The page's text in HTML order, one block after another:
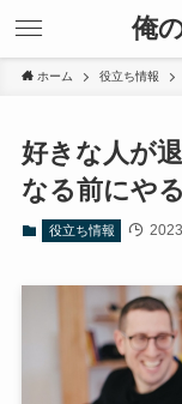
俺
ホーム 役立ち情報
好きな人が
なる前にや
役立ち情報